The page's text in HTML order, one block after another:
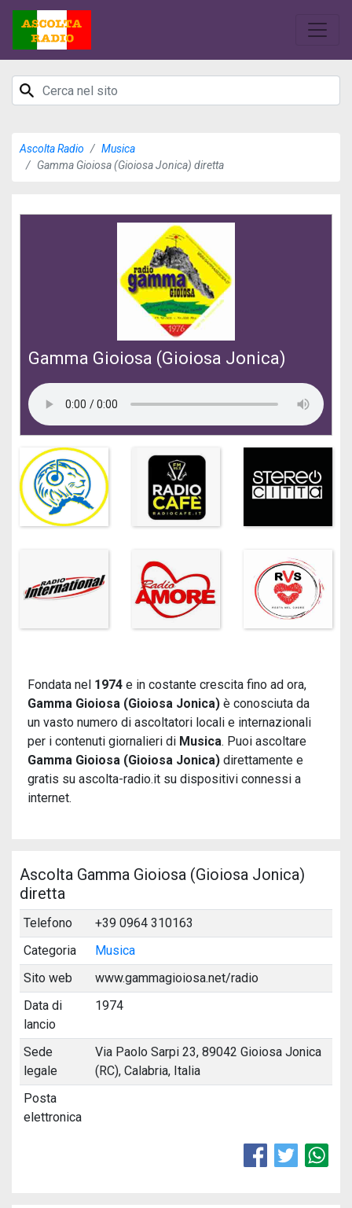
Ascolta Radio
Musica
Gamma Gioiosa (Gioiosa Jonica) diretta
Gamma Gioiosa (Gioiosa Jonica)
Fondata nel 1974 e in costante crescita fino ad ora,
Gamma Gioiosa (Gioiosa Jonica) è conosciuta da
un vasto numero di ascoltatori locali e internazionali
per i contenuti giornalieri di Musica. Puoi ascoltare
Gamma Gioiosa (Gioiosa Jonica) direttamente e
gratis su ascolta-radio.it su dispositivi connessi a
internet.
Ascolta Gamma Gioiosa (Gioiosa Jonica)
diretta
Telefono
+39 0964 310163
Categoria
Musica
Sito web
www.gammagioiosa.net/radio
Data di
lancio
1974
Sede
legale
Via Paolo Sarpi 23, 89042 Gioiosa Jonica
(RC), Calabria, Italia
Posta
elettronica